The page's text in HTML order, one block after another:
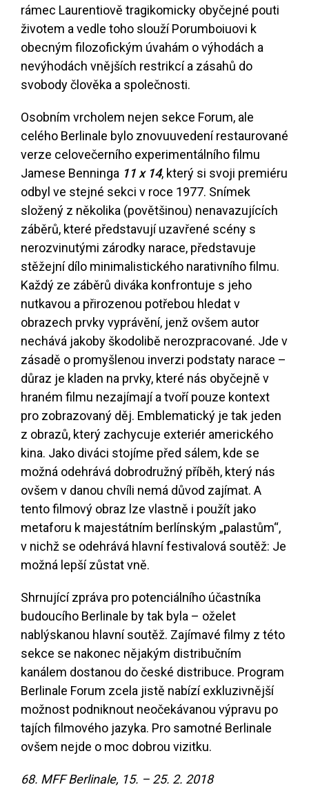
rámec Laurentiově tragikomicky obyčejné pouti
životem a vedle toho slouží Porumboiuovi k
obecným filozofickým úvahám o výhodách a
nevýhodách vnějších restrikcí a zásahů do
svobody člověka a společnosti.
Osobním vrcholem nejen sekce Forum, ale
celého Berlinale bylo znovuuvedení restaurované
verze celovečerního experimentálního filmu
Jamese Benninga 11 x 14, který si svoji premiéru
odbyl ve stejné sekci v roce 1977. Snímek
složený z několika (povětšinou) nenavazujících
záběrů, které představují uzavřené scény s
nerozvinutými zárodky narace, představuje
stěžejní dílo minimalistického narativního filmu.
Každý ze záběrů diváka konfrontuje s jeho
nutkavou a přirozenou potřebou hledat v
obrazech prvky vyprávění, jenž ovšem autor
nechává jakoby škodolibě nerozpracované. Jde v
zásadě o promyšlenou inverzi podstaty narace –
důraz je kladen na prvky, které nás obyčejně v
hraném filmu nezajímají a tvoří pouze kontext
pro zobrazovaný děj. Emblematický je tak jeden
z obrazů, který zachycuje exteriér amerického
kina. Jako diváci stojíme před sálem, kde se
možná odehrává dobrodružný příběh, který nás
ovšem v danou chvíli nemá důvod zajímat. A
tento filmový obraz lze vlastně i použít jako
metaforu k majestátním berlínským „palastům“,
v nichž se odehrává hlavní festivalová soutěž: Je
možná lepší zůstat vně.
Shrnující zpráva pro potenciálního účastníka
budoucího Berlinale by tak byla – oželet
nablýskanou hlavní soutěž. Zajímavé filmy z této
sekce se nakonec nějakým distribučním
kanálem dostanou do české distribuce. Program
Berlinale Forum zcela jistě nabízí exkluzivnější
možnost podniknout neočekávanou výpravu po
tajích filmového jazyka. Pro samotné Berlinale
ovšem nejde o moc dobrou vizitku.
68. MFF Berlinale, 15. – 25. 2. 2018